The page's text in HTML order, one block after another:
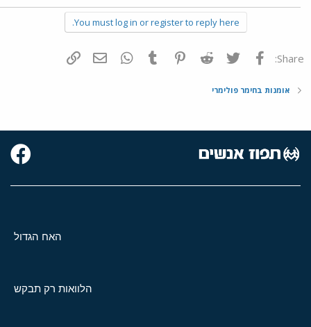
You must log in or register to reply here.
Share: פייסבוק Twitter
Reddit
Pinterest
Tumblr
WhatsAppדואר אלקטרוני
אומנות בחימר פולימרי
האח הגדול
הלוואות רק תבקש